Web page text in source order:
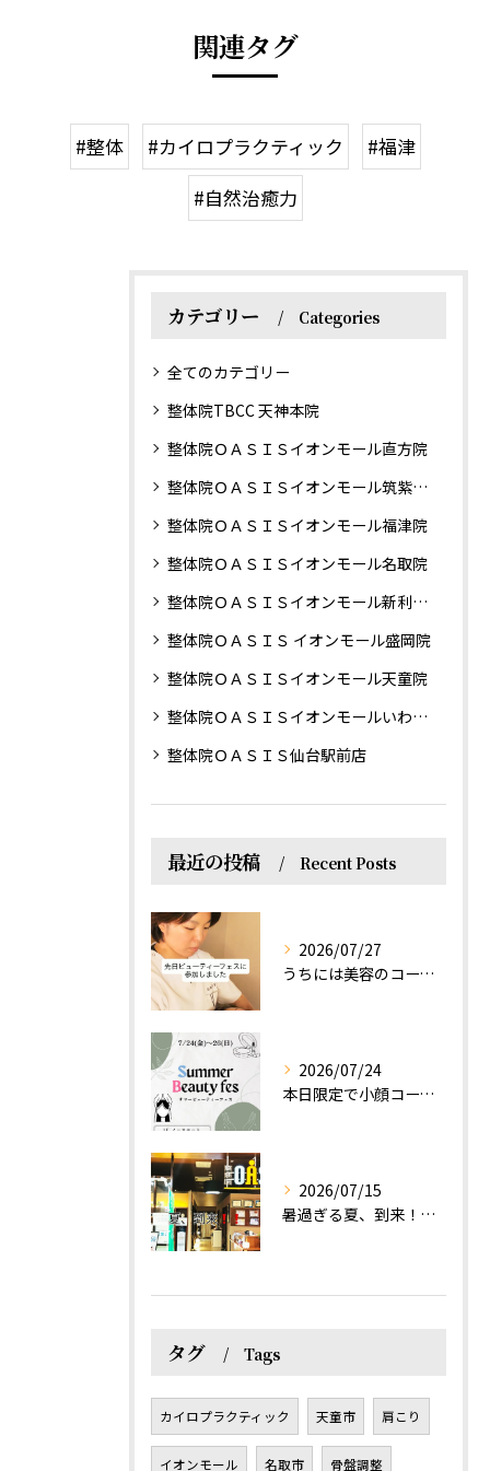
関連タグ
#整体 #カイロプラクティック
#福津
#自然治癒力
カテゴリー Categories
全てのカテゴリー
整体院TBCC 天神本院
整体院ＯＡＳＩＳイオンモール直方院
整体院ＯＡＳＩＳイオンモール筑紫野院
整体院ＯＡＳＩＳイオンモール福津院
整体院ＯＡＳＩＳイオンモール名取院
整体院ＯＡＳＩＳイオンモール新利府南館院
整体院ＯＡＳＩＳ イオンモール盛岡院
整体院ＯＡＳＩＳイオンモール天童院
整体院ＯＡＳＩＳイオンモールいわき小名浜院
整体院ＯＡＳＩＳ仙台駅前店
最近の投稿 Recent Posts
2026/07/27
うちには美容のコースもあるって伝えなきゃ！えっほっえxty
2026/07/24
本日限定で小顔コース体験(ワンコイン)実施します！
2026/07/15
暑過ぎる夏、到来！だるさを感じる方は、結構不足！？
タグ Tags
カイロプラクティック 天童市 肩こり
イオンモール 名取市 骨盤調整